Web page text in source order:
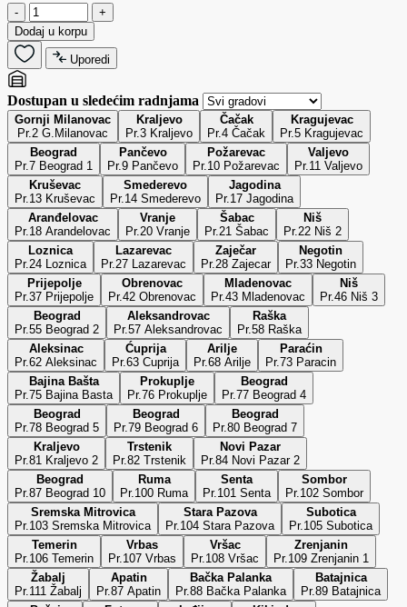
-
+
Dodaj u korpu
Uporedi
Dostupan u sledećim radnjama
Gornji Milanovac
Pr.2 G.Milanovac
Kraljevo
Pr.3 Kraljevo
Čačak
Pr.4 Čačak
Kragujevac
Pr.5 Kragujevac
Beograd
Pr.7 Beograd 1
Pančevo
Pr.9 Pančevo
Požarevac
Pr.10 Požarevac
Valjevo
Pr.11 Valjevo
Kruševac
Pr.13 Kruševac
Smederevo
Pr.14 Smederevo
Jagodina
Pr.17 Jagodina
Aranđelovac
Pr.18 Arandelovac
Vranje
Pr.20 Vranje
Šabac
Pr.21 Šabac
Niš
Pr.22 Niš 2
Loznica
Pr.24 Loznica
Lazarevac
Pr.27 Lazarevac
Zaječar
Pr.28 Zajecar
Negotin
Pr.33 Negotin
Prijepolje
Pr.37 Prijepolje
Obrenovac
Pr.42 Obrenovac
Mladenovac
Pr.43 Mladenovac
Niš
Pr.46 Niš 3
Beograd
Pr.55 Beograd 2
Aleksandrovac
Pr.57 Aleksandrovac
Raška
Pr.58 Raška
Aleksinac
Pr.62 Aleksinac
Ćuprija
Pr.63 Cuprija
Arilje
Pr.68 Arilje
Paraćin
Pr.73 Paracin
Bajina Bašta
Pr.75 Bajina Basta
Prokuplje
Pr.76 Prokuplje
Beograd
Pr.77 Beograd 4
Beograd
Pr.78 Beograd 5
Beograd
Pr.79 Beograd 6
Beograd
Pr.80 Beograd 7
Kraljevo
Pr.81 Kraljevo 2
Trstenik
Pr.82 Trstenik
Novi Pazar
Pr.84 Novi Pazar 2
Beograd
Pr.87 Beograd 10
Ruma
Pr.100 Ruma
Senta
Pr.101 Senta
Sombor
Pr.102 Sombor
Sremska Mitrovica
Pr.103 Sremska Mitrovica
Stara Pazova
Pr.104 Stara Pazova
Subotica
Pr.105 Subotica
Temerin
Pr.106 Temerin
Vrbas
Pr.107 Vrbas
Vršac
Pr.108 Vršac
Zrenjanin
Pr.109 Zrenjanin 1
Žabalj
Pr.111 Žabalj
Apatin
Pr.87 Apatin
Bačka Palanka
Pr.88 Bačka Palanka
Batajnica
Pr.89 Batajnica